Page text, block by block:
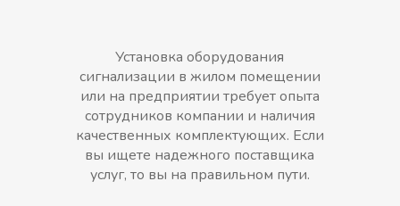
Установка оборудования
сигнализации в жилом помещении
или на предприятии требует опыта
сотрудников компании и наличия
качественных комплектующих. Если
вы ищете надежного поставщика
услуг, то вы на правильном пути.